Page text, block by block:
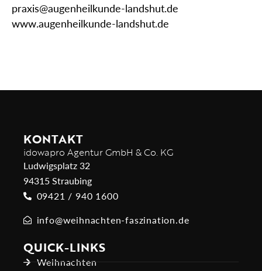
praxis@augenheilkunde-landshut.de
www.augenheilkunde-landshut.de
KONTAKT
idowapro Agentur GmbH & Co. KG
Ludwigsplatz 32
94315 Straubing
09421 / 940 1600
info@weihnachten-faszination.de
QUICK-LINKS
Weihnachten